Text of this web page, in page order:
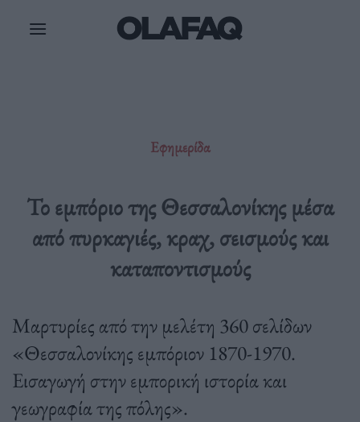
Εφημερίδα
Το εμπόριο της Θεσσαλονίκης μέσα
από πυρκαγιές, κραχ, σεισμούς και
καταποντισμούς
Μαρτυρίες από την μελέτη 360 σελίδων
«Θεσσαλονίκης εμπόριον 1870-1970.
Εισαγωγή στην εμπορική ιστορία και
γεωγραφία της πόλης».